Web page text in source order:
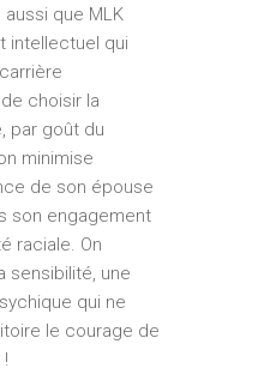
que MLK
intellectuel qui
choisir la
par goût du
minimise
de son épouse
son engagement
raciale. On
sensibilité, une
qui ne
le courage de